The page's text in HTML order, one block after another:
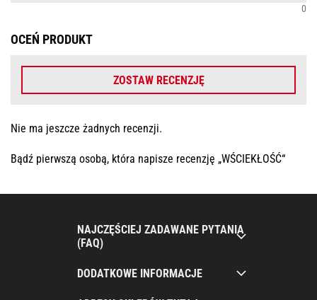
0
OCEŃ PRODUKT
ZOSTAW RECENZJĘ
Nie ma jeszcze żadnych recenzji.
Bądź pierwszą osobą, która napisze recenzję „WŚCIEKŁOŚĆ“
NAJCZĘŚCIEJ ZADAWANE PYTANIA
(FAQ)
DODATKOWE INFORMACJE